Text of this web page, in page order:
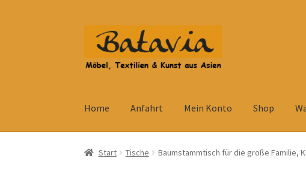
Navigation
springen
Zum
Inhalt
springen
Home Anfahrt Mein Konto Shop
Start Accessoires Anfahrt Datenschutzbelehrung
Start Tische Baumstammtisch für die große Familie,